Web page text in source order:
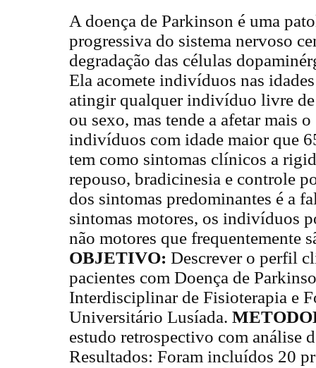
A doença de Parkinson é uma
progressiva do sistema nervoso
degradação das células
Ela acomete indivíduos nas
atingir qualquer indivíduo livre de
ou sexo, mas tende a afetar mais
indivíduos com idade maior que
tem como sintomas clínicos a
repouso, bradicinesia e controle
dos sintomas predominantes é a
sintomas motores, os indivíduos
não motores que frequentemente
OBJETIVO: Descrever o perfil
pacientes com Doença de
Interdisciplinar de Fisioterapia e
Universitário Lusíada.
estudo retrospectivo com análise
Resultados: Foram incluídos 20